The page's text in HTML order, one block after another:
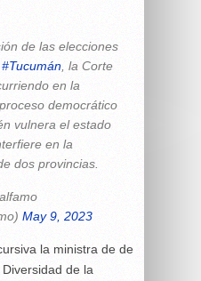
de las elecciones
#Tucumán , la Corte
en la
democrático
vulnera el estado
en la
dos provincias.
May 9, 2023
la ministra de de
de la